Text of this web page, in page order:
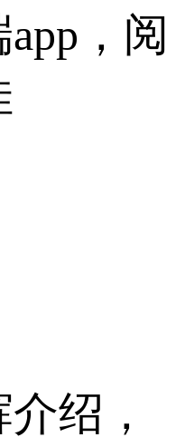
，阅
绍，